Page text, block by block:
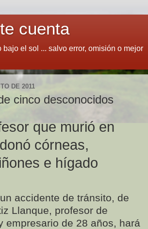
cuenta
bajo el sol ... salvo error, omisión o mejor
DE 2011
cinco desconocidos
que murió en
córneas,
e hígado
accidente de tránsito, de
Llanque, profesor de
empresario de 28 años, hará